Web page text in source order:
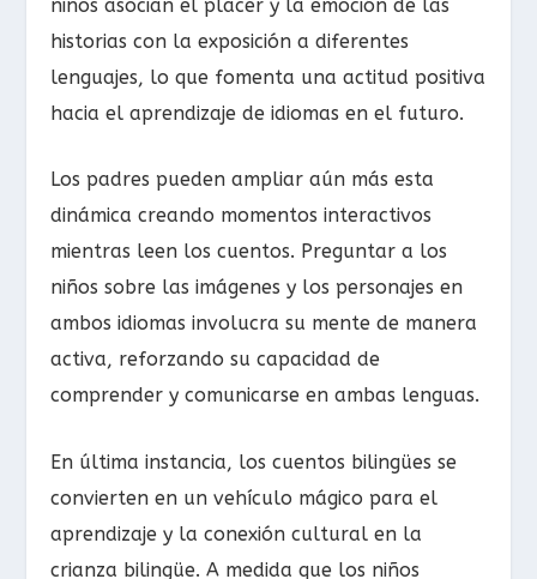
niños asocian el placer y la emoción de las
historias con la exposición a diferentes
lenguajes, lo que fomenta una actitud positiva
hacia el aprendizaje de idiomas en el futuro.
Los padres pueden ampliar aún más esta
dinámica creando momentos interactivos
mientras leen los cuentos. Preguntar a los
niños sobre las imágenes y los personajes en
ambos idiomas involucra su mente de manera
activa, reforzando su capacidad de
comprender y comunicarse en ambas lenguas.
En última instancia, los cuentos bilingües se
convierten en un vehículo mágico para el
aprendizaje y la conexión cultural en la
crianza bilingüe. A medida que los niños